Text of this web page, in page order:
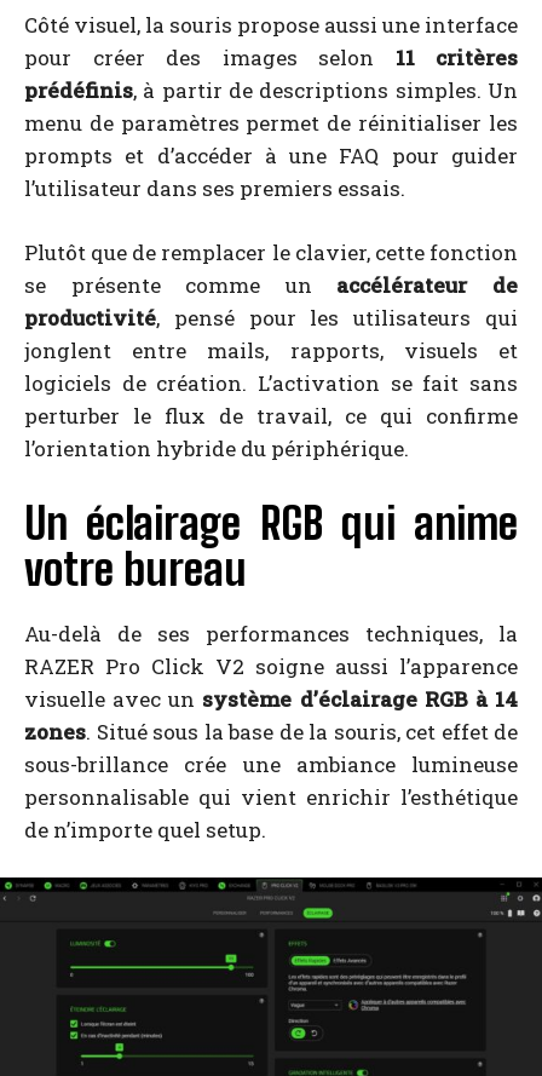
Côté visuel, la souris propose aussi une interface
pour créer des images selon 11 critères
prédéfinis, à partir de descriptions simples. Un
menu de paramètres permet de réinitialiser les
prompts et d’accéder à une FAQ pour guider
l’utilisateur dans ses premiers essais.
Plutôt que de remplacer le clavier, cette fonction
se présente comme un accélérateur de
productivité, pensé pour les utilisateurs qui
jonglent entre mails, rapports, visuels et
logiciels de création. L’activation se fait sans
perturber le flux de travail, ce qui confirme
l’orientation hybride du périphérique.
Un éclairage RGB qui anime
votre bureau
Au-delà de ses performances techniques, la
RAZER Pro Click V2 soigne aussi l’apparence
visuelle avec un système d’éclairage RGB à 14
zones. Situé sous la base de la souris, cet effet de
sous-brillance crée une ambiance lumineuse
personnalisable qui vient enrichir l’esthétique
de n’importe quel setup.